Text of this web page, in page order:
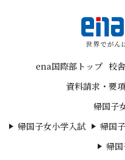
ena国際部トップ 校
資料請求・要
帰国子
帰国子女小学入試
帰国
帰